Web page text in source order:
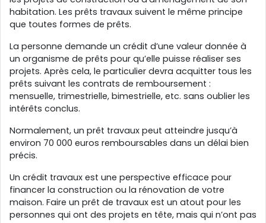
habitation. Les prêts travaux suivent le même principe
que toutes formes de prêts.
La personne demande un crédit d’une valeur donnée à
un organisme de prêts pour qu’elle puisse réaliser ses
projets. Après cela, le particulier devra acquitter tous les
prêts suivant les contrats de remboursement :
mensuelle, trimestrielle, bimestrielle, etc. sans oublier les
intérêts conclus.
Normalement, un prêt travaux peut atteindre jusqu’à
environ 70 000 euros remboursables dans un délai bien
précis.
Un crédit travaux est une perspective efficace pour
financer la construction ou la rénovation de votre
maison. Faire un prêt de travaux est un atout pour les
personnes qui ont des projets en tête, mais qui n’ont pas